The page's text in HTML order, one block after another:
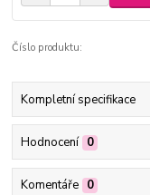
Číslo produktu:
Kompletní specifikace
Hodnocení 0
Komentáře 0